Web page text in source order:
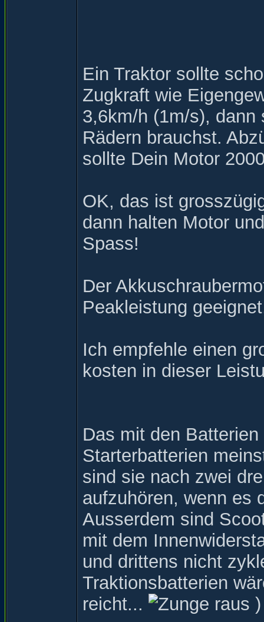
Ein Traktor sollte
Zugkraft wie
3,6km/h (1m/s), dann
Rädern brauchst.
sollte Dein Motor
OK, das ist
dann halten Motor
Spass!
Der
Peakleistung
Ich empfehle einen
kosten in dieser
Das mit den
Starterbatterien
sind sie nach zwei
aufzuhören, wenn es
Ausserdem sind
mit dem
und drittens nicht
Traktionsbatterien
reicht...